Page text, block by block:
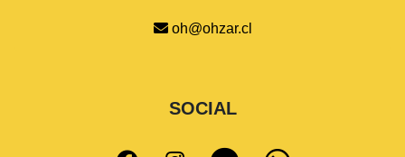
oh@ohzar.cl
SOCIAL